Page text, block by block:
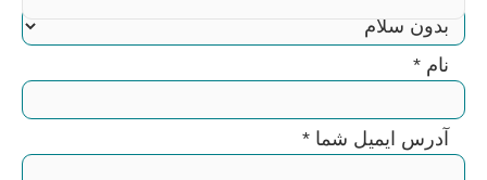
نام *
آدرس ایمیل شما *